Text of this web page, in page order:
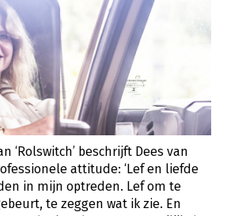
‘Rolswitch’ beschrijft Dees van
attitude: ‘Lef en liefde
in mijn optreden. Lef om te
te zeggen wat ik zie. En